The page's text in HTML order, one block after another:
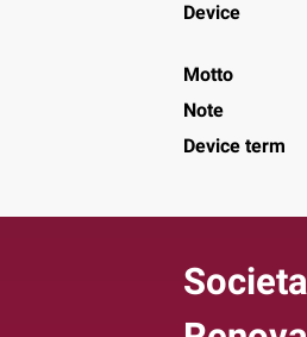
Device
Motto
Note
Device term